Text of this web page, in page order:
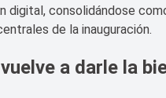
digital, consolidándose
de la inauguración.
a darle la